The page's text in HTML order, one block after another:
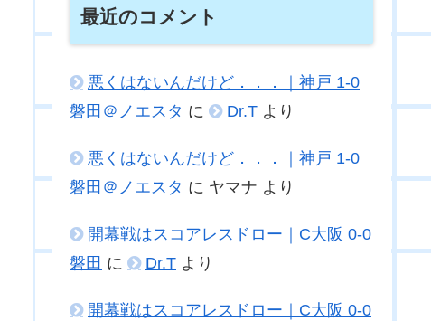
最近のコメント
悪くはないんだけど．．．｜神戸 1-0
磐田＠ノエスタ に Dr.T より
悪くはないんだけど．．．｜神戸 1-0
磐田＠ノエスタ に ヤマナ より
開幕戦はスコアレスドロー｜C大阪 0-0
磐田 に Dr.T より
開幕戦はスコアレスドロー｜C大阪 0-0